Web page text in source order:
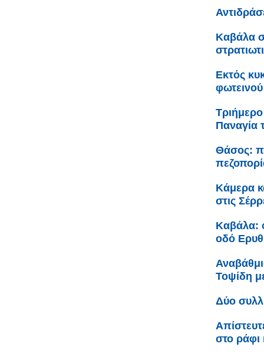
Καβάλα
Εκτός
Παναγία
Θάσος:
Κάμερα
στις
Καβάλα:
οδό
Τοψίδη
Δύο
στο ράφι